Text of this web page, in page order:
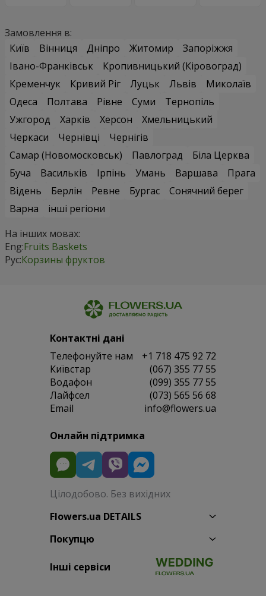
Замовлення в:
Київ
Вінниця Дніпро Житомир
Запоріжжя
Івано-Франківськ
Кропивницький (Кіровоград)
Кременчук
Кривий Ріг Луцьк Львів
Миколаїв
Одеса
Полтава Рівне Суми
Тернопіль
Ужгород
Харків Херсон
Хмельницький
Черкаси
Чернівці
Чернігів
Самар (Новомосковськ)
Павлоград
Біла Церква
Буча
Васильків Ірпінь Умань Варшава
Прага
Відень
Берлін Ревне Бургас
Сонячний берег
Варна
інші регіони
На інших мовах:
Eng:Fruits Baskets
Рус:Корзины фруктов
Контактні дані
Телефонуйте нам
+1 718 475 92 72
Київстар
(067) 355 77 55
Водафон
(099) 355 77 55
Лайфсел
(073) 565 56 68
Email
info@flowers.ua
Онлайн підтримка
Цілодобово. Без вихідних
Flowers.ua DETAILS
Покупцю
Інші сервіси